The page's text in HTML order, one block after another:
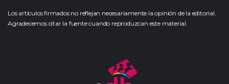
Los artículos firmados no reflejan necesariamente la opinión de la editorial.
Agradecemos citar la fuente cuando reproduzcan este material.